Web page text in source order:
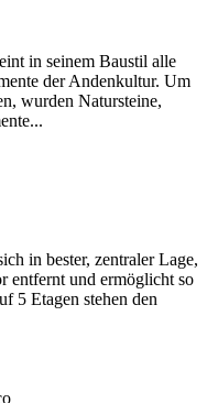
in seinem Baustil alle
der Andenkultur. Um
wurden Natursteine,
in bester, zentraler Lage,
entfernt und ermöglicht so
5 Etagen stehen den